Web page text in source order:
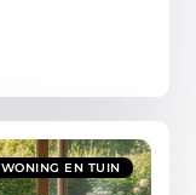
WONING EN TUIN